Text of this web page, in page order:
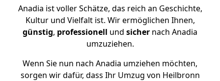
Anadia ist voller Schätze, das reich an Geschichte,
Kultur und Vielfalt ist. Wir ermöglichen Ihnen,
günstig, professionell und sicher nach Anadia
umzuziehen.
Wenn Sie nun nach Anadia umziehen möchten,
sorgen wir dafür, dass Ihr Umzug von Heilbronn